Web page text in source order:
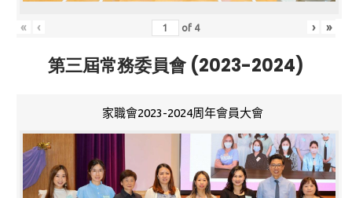
« ‹ of 4 › »
第三屆常務委員會 (2023-2024)
家職會2023-2024周年會員大會